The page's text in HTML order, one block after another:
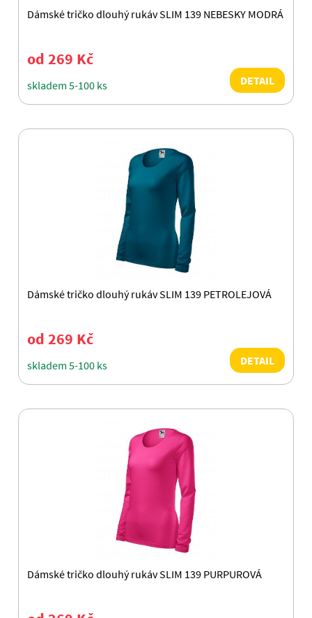
Dámské tričko dlouhý rukáv SLIM 139 NEBESKY MODRÁ
od 269 Kč
skladem 5-100 ks DETAIL
Dámské tričko dlouhý rukáv SLIM 139 PETROLEJOVÁ
od 269 Kč
skladem 5-100 ks DETAIL
Dámské tričko dlouhý rukáv SLIM 139 PURPUROVÁ